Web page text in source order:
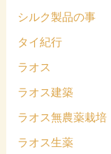
シルク製品の事
タイ紀行
ラオス
ラオス建築
ラオス無農薬栽培
ラオス生薬